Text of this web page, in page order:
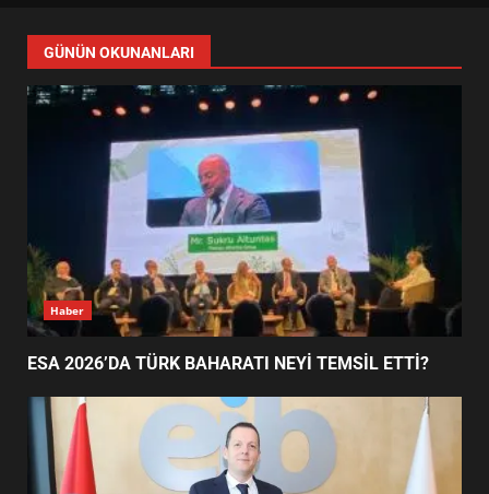
7
DEV HAREKET: NELER
YAPILIYOR?
ESA 2026’DA TÜRK BAHARATI
NEYİ TEMSİL ETTİ?
2
EİB’DE KRİTİK ATAMA:
SÜRDÜRÜLEBİLİRLİKTE NE
DEĞİŞECEK?
EDREMİT’İN GURURU TÜRKİYE
FİNALİNDE NE BAŞARDI?
GÜNÜN OKUNANLARI
Haber
ESA 2026’DA TÜRK BAHARATI NEYİ TEMSİL ETTİ?